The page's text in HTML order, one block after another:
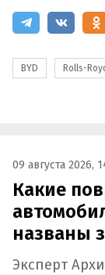
BYD Rolls-
09 августа 2026,
Какие
названы
Эксперт